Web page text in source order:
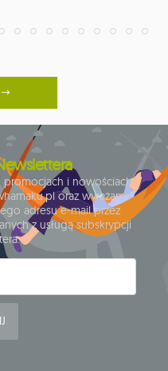
promocjach i nowościach
oraz wyrażam
adresu e-mail przez
z usługą subskrypcji